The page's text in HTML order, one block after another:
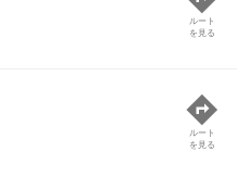
ルート
を見る
ルート
を見る